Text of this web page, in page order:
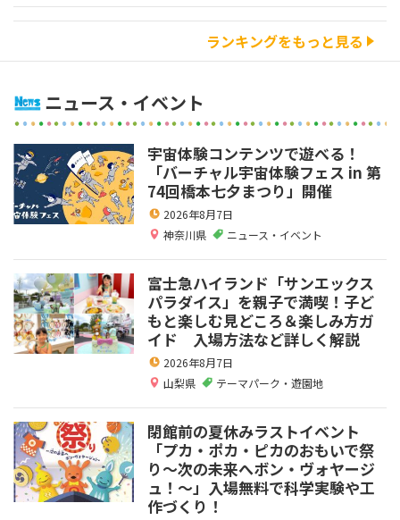
ランキングをもっと見る
ニュース・イベント
宇宙体験コンテンツで遊べる！
「バーチャル宇宙体験フェス in 第
74回橋本七夕まつり」開催
2026年8月7日
神奈川県
ニュース・イベント
富士急ハイランド「サンエックス
パラダイス」を親子で満喫！子ど
もと楽しむ見どころ＆楽しみ方ガ
イド 入場方法など詳しく解説
2026年8月7日
山梨県
テーマパーク・遊園地
閉館前の夏休みラストイベント
「プカ・ポカ・ピカのおもいで祭
り～次の未来へボン・ヴォヤージ
ュ！～」入場無料で科学実験や工
作づくり！